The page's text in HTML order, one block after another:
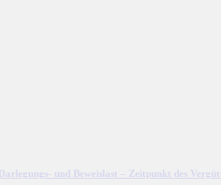
und Beweislast – Zeitpunkt des